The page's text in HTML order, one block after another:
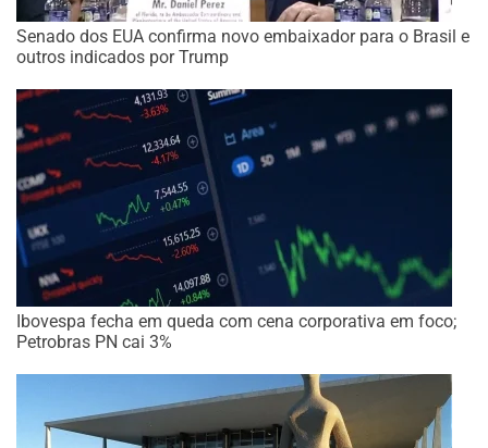
Senado dos EUA confirma novo embaixador para o Brasil e
outros indicados por Trump
Ibovespa fecha em queda com cena corporativa em foco;
Petrobras PN cai 3%